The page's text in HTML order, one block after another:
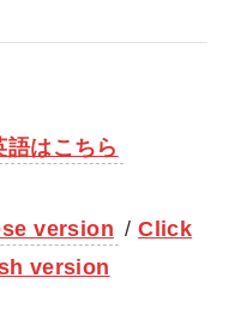
語はこちら
version /Click
version